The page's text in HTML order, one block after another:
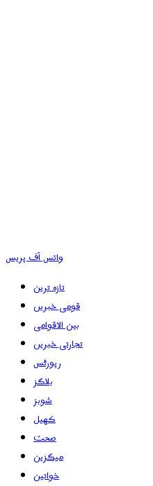
وائس آف پریس
تازہ ترین
قومی خبریں
بین الاقوامی
تجارتی خبریں
رپورٹس
بلاگز
شوبز
کھیل
صحت
میگزین
خواتین